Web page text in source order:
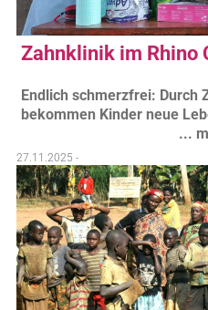
Zahnklinik im Rhino
Endlich schmerzfrei: Durch
bekommen Kinder neue
...
27.11.2025 -